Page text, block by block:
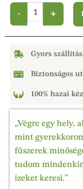
Gyors
Biztonságos
100% hazai
„Végre egy hely,
mint
fűszerek
tudom
ízeket keresi.”